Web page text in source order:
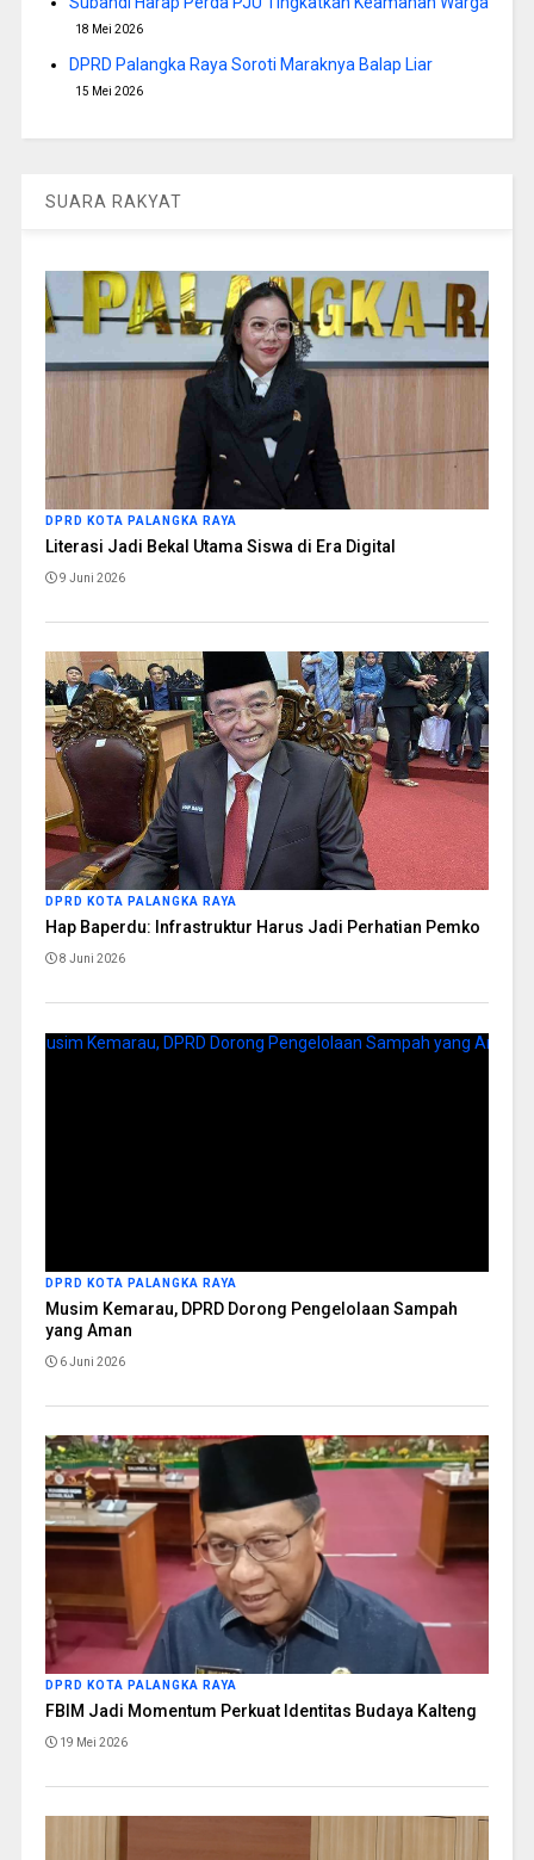
18 Mei 2026
DPRD Palangka Raya Soroti Maraknya Balap Liar
15 Mei 2026
SUARA RAKYAT
DPRD KOTA PALANGKA RAYA
Literasi Jadi Bekal Utama Siswa di Era Digital
9 Juni 2026
DPRD KOTA PALANGKA RAYA
Hap Baperdu: Infrastruktur Harus Jadi Perhatian Pemko
8 Juni 2026
DPRD KOTA PALANGKA RAYA
Musim Kemarau, DPRD Dorong Pengelolaan Sampah
yang Aman
6 Juni 2026
DPRD KOTA PALANGKA RAYA
FBIM Jadi Momentum Perkuat Identitas Budaya Kalteng
19 Mei 2026